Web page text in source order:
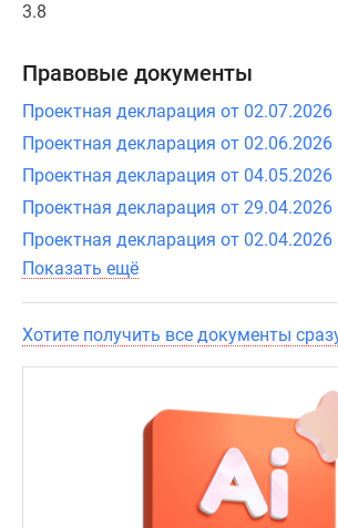
и
«Москва-
Сити».
Проект
состоит
из
двух
11-
этажных
архитектура
которых
3.8
Правовые документы
Проектная декларация от 02.07.2026
Проектная декларация от 02.06.2026
Проектная декларация от 04.05.2026
Проектная декларация от 29.04.2026
Проектная декларация от 02.04.2026
Показать ещё
Хотите получить все документы